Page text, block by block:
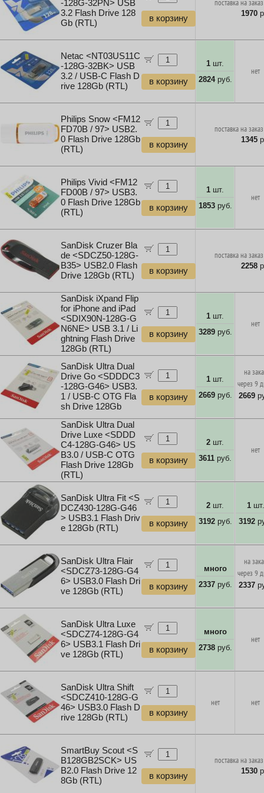
-128G-32PN> USB
3.2 Flash Drive 128
Gb (RTL)
в корзину
поставка на
1970
Netac <NT03US11C
-128G-32BK> USB
3.2 / USB-C Flash D
rive 128Gb (RTL)
в корзину
1 шт.
2824руб.
нет
Philips Snow <FM12
FD70B / 97> USB2.
0 Flash Drive 128Gb
(RTL)
в корзину
поставка на
1345
Philips Vivid <FM12
FD00B / 97> USB3.
0 Flash Drive 128Gb
(RTL)
в корзину
1 шт.
1853руб.
нет
SanDisk Cruzer Bla
de <SDCZ50-128G-
B35> USB2.0 Flash
Drive 128Gb (RTL)
в корзину
поставка на
2258
SanDisk iXpand Flip
for iPhone and iPad
<SDIX90N-128G-G
N6NE> USB 3.1 / Li
ghtning Flash Drive
128Gb (RTL)
в корзину
1 шт.
3289руб.
нет
SanDisk Ultra Dual
Drive Go <SDDDC3
-128G-G46> USB3.
1 / USB-C OTG Fla
sh Drive 128Gb
в корзину
1 шт.
2669руб.
на
через 9
2669
SanDisk Ultra Dual
Drive Luxe <SDDD
C4-128G-G46> US
B3.0 / USB-C OTG
Flash Drive 128Gb
(RTL)
в корзину
2 шт.
3611 руб.
нет
SanDisk Ultra Fit <S
DCZ430-128G-G46
> USB3.1 Flash Driv
e 128Gb (RTL)
в корзину
2 шт.
3192руб.
1шт.
3192
SanDisk Ultra Flair
<SDCZ73-128G-G4
6> USB3.0 Flash Dri
ve 128Gb (RTL)
в корзину
много
2337руб.
на
через 9
2337
SanDisk Ultra Luxe
<SDCZ74-128G-G4
6> USB3.1 Flash Dri
ve 128Gb (RTL)
в корзину
много
2738руб.
нет
SanDisk Ultra Shift
<SDCZ410-128G-G
46> USB3.0 Flash D
rive 128Gb (RTL)
в корзину
нет нет
SmartBuy Scout <S
B128GB2SCK> US
B2.0 Flash Drive 12
8Gb (RTL)
в корзину
поставка на
1530